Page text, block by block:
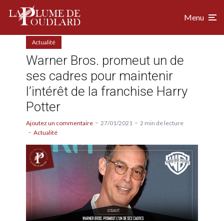
Menu
Actualité
Warner Bros. promeut un de
ses cadres pour maintenir
l’intérêt de la franchise Harry
Potter
Ajoutez un commentaire 27/01/2021
2 min de lecture
Actualité